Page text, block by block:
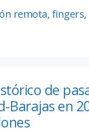
remota, fingers,
de
Barajas en